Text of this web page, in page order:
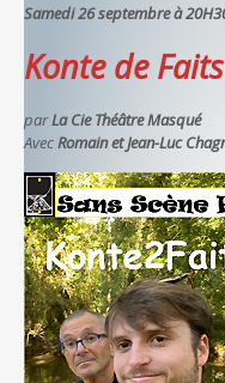
Samedi 26 septembre à
Konte de Faits
parLa Cie Théâtre Masqué
Avec Romain et Jean-Luc